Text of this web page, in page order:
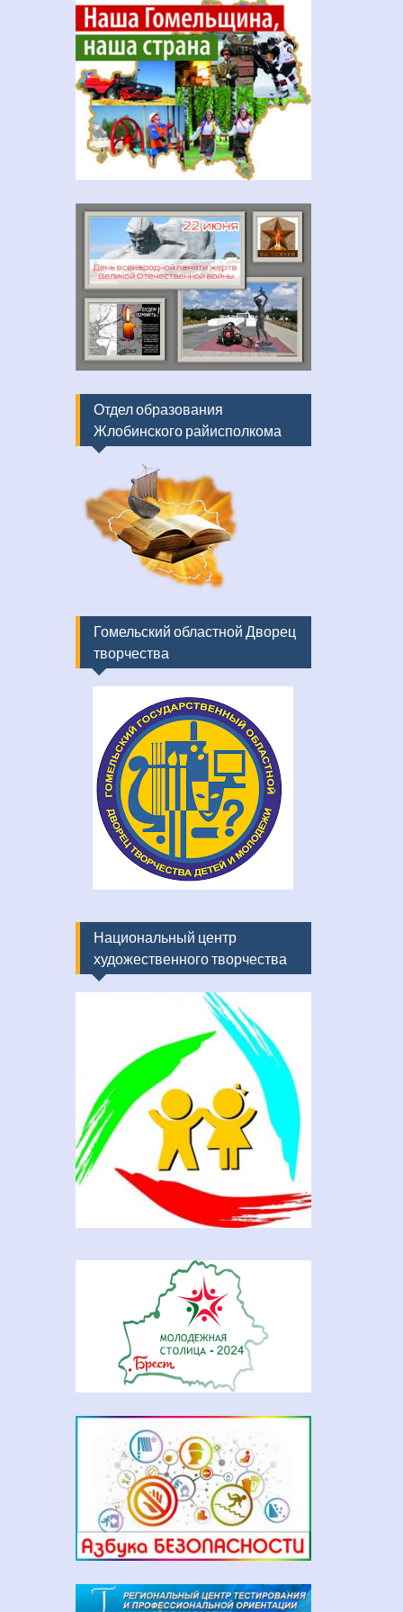
Отдел образования
Жлобинского райисполкома
Гомельский областной Дворец
творчества
Национальный центр
художественного творчества